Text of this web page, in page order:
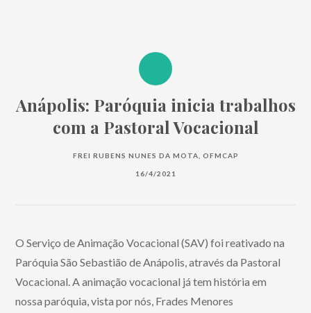
Anápolis: Paróquia inicia trabalhos
com a Pastoral Vocacional
FREI RUBENS NUNES DA MOTA, OFMCAP
16/4/2021
O Serviço de Animação Vocacional (SAV) foi reativado na
Paróquia São Sebastião de Anápolis, através da Pastoral
Vocacional. A animação vocacional já tem história em
nossa paróquia, vista por nós, Frades Menores